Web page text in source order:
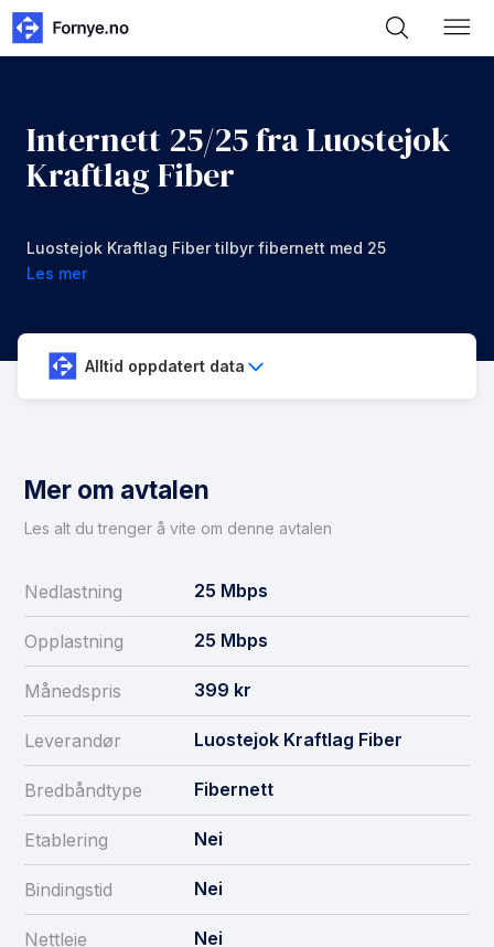
Internett 25/25 fra Luostejok
Kraftlag Fiber
Luostejok Kraftlag Fiber tilbyr fibernett med 25
mbps i nedlastning og opplastning for 399 kr/mnd
Les mer
Alltid oppdatert data
Mer om avtalen
Les alt du trenger å vite om denne avtalen
Nedlastning 25 Mbps
Opplastning 25 Mbps
Månedspris 399 kr
Leverandør Luostejok Kraftlag Fiber
Bredbåndtype Fibernett
Etablering Nei
Bindingstid Nei
Nettleie Nei